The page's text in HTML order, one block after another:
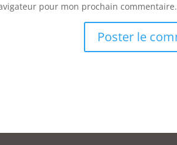
pour mon prochain commentaire.